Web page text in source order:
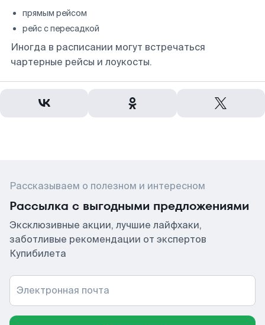
прямым рейсом
рейс с пересадкой
Иногда в расписании могут встречаться
чартерные рейсы и лоукосты.
Рассказываем о полезном и интересном
Рассылка с выгодными предложениями
Эксклюзивные акции, лучшие лайфхаки,
заботливые рекомендации от экспертов
Купибилета
Электронная почта